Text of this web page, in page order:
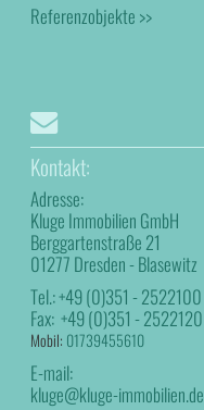
Referenzobjekte >>
Kontakt:
Adresse:
Kluge Immobilien GmbH
Berggartenstraße 21
01277 Dresden - Blasewitz
Tel.:+49 (0)351 - 2522100
Fax:+49 (0)351 - 2522120
Mobil: 01739455610
E-mail:
kluge@kluge-immobilien.de